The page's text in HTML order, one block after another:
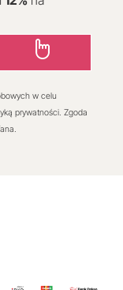
w celu
prywatności. Zgoda